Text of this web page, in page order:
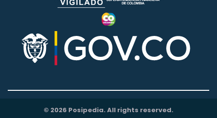
© 2026 Posipedia. All rights reserved.